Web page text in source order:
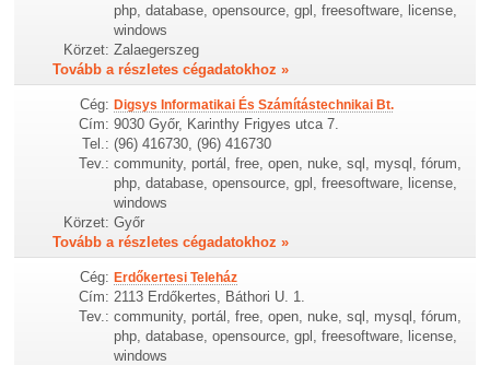
php, database, opensource, gpl, freesoftware, license,
windows
Körzet: Zalaegerszeg
Tovább a részletes cégadatokhoz »
Cég: Digsys Informatikai És Számítástechnikai Bt.
Cím: 9030 Győr, Karinthy Frigyes utca 7.
Tel.: (96) 416730, (96) 416730
Tev.: community, portál, free, open, nuke, sql, mysql, fórum,
php, database, opensource, gpl, freesoftware, license,
windows
Körzet: Győr
Tovább a részletes cégadatokhoz »
Cég: Erdőkertesi Teleház
Cím: 2113 Erdőkertes, Báthori U. 1.
Tev.: community, portál, free, open, nuke, sql, mysql, fórum,
php, database, opensource, gpl, freesoftware, license,
windows